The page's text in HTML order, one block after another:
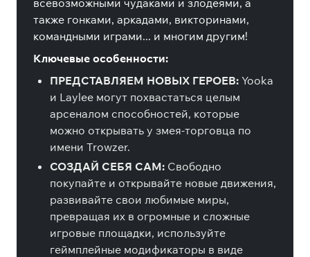
всевозможными чудаками и злодеями, а
также гонками, аркадами, викторинами,
командными играми... и многим другим!
Ключевые особенности:
ПРЕДСТАВЛЯЕМ НОВЫХ ГЕРОЕВ: Yooka
и Laylee могут похвастаться целым
арсеналом способностей, которые
можно открывать у змея-торговца по
имени Trowzer.
СОЗДАЙ СЕБЯ САМ: Свободно
покупайте и открывайте новые движения,
развивайте свои любимые миры,
превращая их в огромные и сложные
игровые площадки, используйте
геймплейные модификаторы в виде